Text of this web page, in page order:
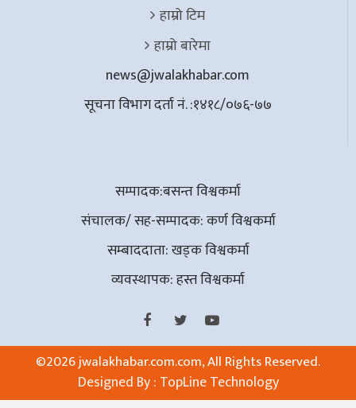
हाम्रो टिम
हाम्रो बारेमा
news@jwalakhabar.com
सूचना विभाग दर्ता नं. :१४१८/०७६-७७
सम्पादक:बसन्त विश्वकर्मा
संचालक/ सह-सम्पादक: कर्ण विश्वकर्मा
सम्बाददाता: खड्क विश्वकर्मा
व्यवस्थापक: हस्त विश्वकर्मा
©2026 jwalakhabar.com.com, All Rights Reserved.
Designed By : TopLine Technology